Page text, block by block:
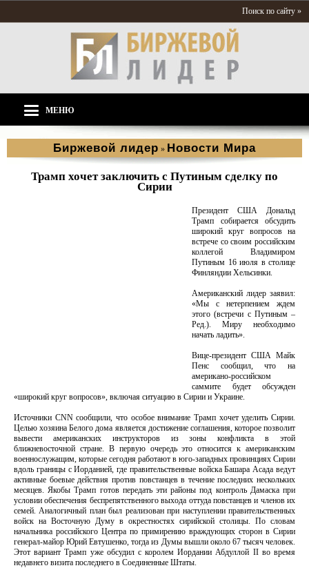
Поиск по сайту »
МЕНЮ
Биржевой лидер » Новости Мира
Трамп хочет заключить с Путиным сделку по
Сирии
Президент США Дональд
Трамп собирается обсудить
широкий круг вопросов на
встрече со своим российским
коллегой Владимиром
Путиным 16 июля в столице
Финляндии Хельсинки.
Американский лидер заявил:
«Мы с нетерпением ждем
этого (встречи с Путиным –
Ред.). Миру необходимо
начать ладить».
Вице-президент США Майк
Пенс сообщил, что на
американо-российском
саммите будет обсужден
«широкий круг вопросов», включая ситуацию в Сирии и Украине.
Источники CNN сообщили, что особое внимание Трамп хочет уделить Сирии.
Целью хозяина Белого дома является достижение соглашения, которое позволит
вывести американских инструкторов из зоны конфликта в этой
ближневосточной стране. В первую очередь это относится к американским
военнослужащим, которые сегодня работают в юго-западных провинциях Сирии
вдоль границы с Иорданией, где правительственные войска Башара Асада ведут
активные боевые действия против повстанцев в течение последних нескольких
месяцев. Якобы Трамп готов передать эти районы под контроль Дамаска при
условии обеспечения беспрепятственного выхода оттуда повстанцев и членов их
семей. Аналогичный план был реализован при наступлении правительственных
войск на Восточную Думу в окрестностях сирийской столицы. По словам
начальника российского Центра по примирению враждующих сторон в Сирии
генерал-майор Юрий Евтушенко, тогда из Думы вышли около 67 тысяч человек.
Этот вариант Трамп уже обсудил с королем Иордании Абдуллой II во время
недавнего визита последнего в Соединенные Штаты.